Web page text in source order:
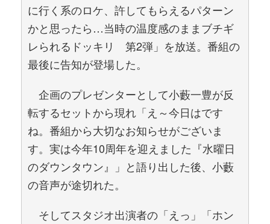
に行く系のロケ、許してもらえるパターン
かと思ったら…当時の温度感のままブチギ
レられるドッキリ 第2弾」を放送。番組の
最後に告知が登場した。
企画のプレゼンターとして小藪一豊が反
転するセットから現れ「え～今日はです
ね。番組から大切なお知らせがございま
す。実は今年10周年を迎えました『水曜日
のダウンタウン』」と語り出した後、小藪
の音声が途切れた。
そしてスタジオ出演者の「えっ」「ホン